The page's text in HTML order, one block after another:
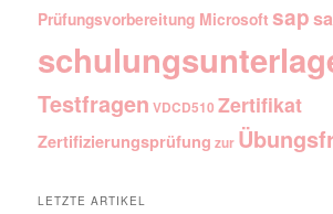
Prüfungsvorbereitung Microsoft sap
Testfragen VDCD510 Zertifikat
Zertifizierungsprüfung zur
LETZTE ARTIKEL